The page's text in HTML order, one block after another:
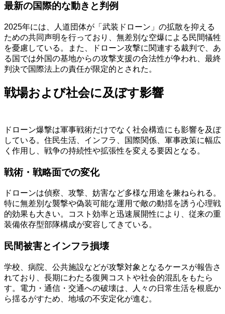
最新の国際的な動きと判例
2025年には、人道団体が「武装ドローン」の拡散を抑える
ための共同声明を行っており、無差別な空爆による民間犠牲
を憂慮している。また、ドローン攻撃に関連する裁判で、あ
る国では外国の基地からの攻撃支援の合法性が争われ、最終
判決で国際法上の責任が限定的とされた。
戦場および社会に及ぼす影響
ドローン爆撃は軍事戦術だけでなく社会構造にも影響を及ぼ
している。住民生活、インフラ、国際関係、軍事政策に幅広
く作用し、戦争の持続性や拡張性を変える要因となる。
戦術・戦略面での変化
ドローンは偵察、攻撃、妨害など多様な用途を兼ねられる。
特に無差別な襲撃や偽装可能な運用で敵の動揺を誘う心理戦
的効果も大きい。コスト効率と迅速展開性により、従来の重
装備依存型部隊構成が変容してきている。
民間被害とインフラ損壊
学校、病院、公共施設などが攻撃対象となるケースが報告さ
れており、長期にわたる復興コストや社会的混乱をもたら
す。電力・通信・交通への破壊は、人々の日常生活を根底か
ら揺るがすため、地域の不安定化が進む。